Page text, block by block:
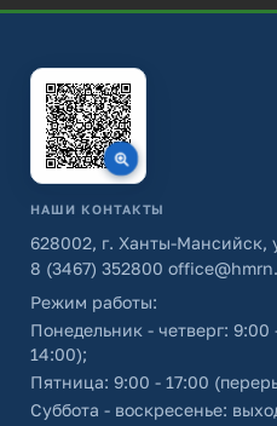
НАШИ КОНТАКТЫ
628002, г. Ханты-Мансийск,
8 (3467) 352800
Режим работы:
Понедельник - четверг:
14:00);
Пятница: 9:00 - 17:00
Суббота - воскресенье: